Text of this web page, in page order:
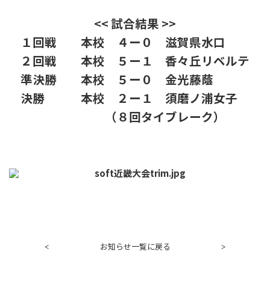
<< 試合結果 >>
１回戦 本校 ４ー０ 滋賀県水口
２回戦 本校 ５ー１ 香々丘リベルテ
準決勝 本校 ５ー０ 金光藤蔭
決勝 本校 ２ー１ 須磨ノ浦女子
（８回タイブレーク）
< お知らせ一覧に戻る >